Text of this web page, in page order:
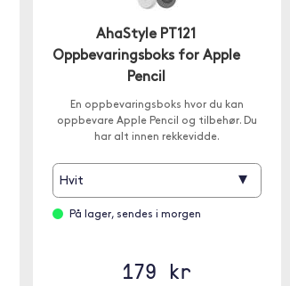
AhaStyle PT121
Oppbevaringsboks for Apple
Pencil
En oppbevaringsboks hvor du kan
oppbevare Apple Pencil og tilbehør. Du
har alt innen rekkevidde.
Hvit ▾
På lager, sendes i morgen
179 kr